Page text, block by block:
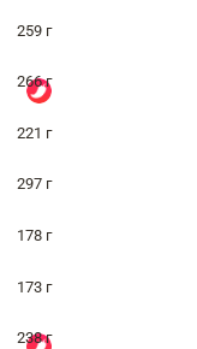
259 г
266 г
221 г
297 г
178 г
173 г
238 г